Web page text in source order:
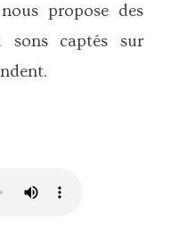
propose des
sons captés sur